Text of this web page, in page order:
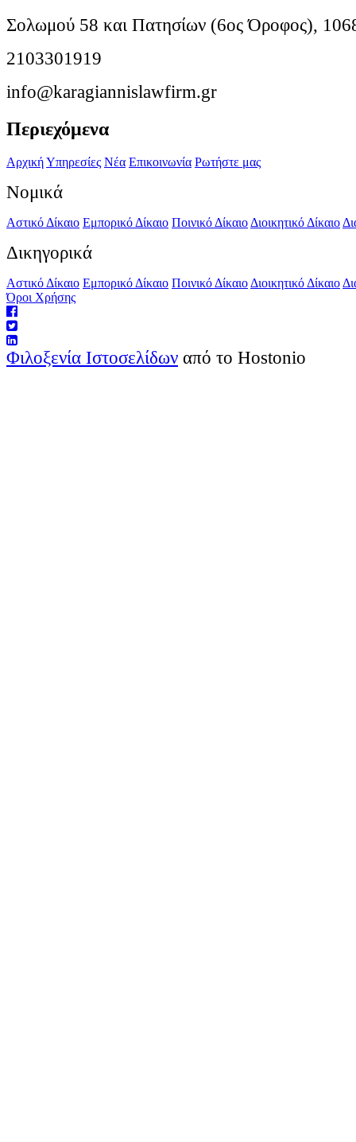
Σολωμού 58 και Πατησίων (6ος Όροφος),
2103301919
info@karagiannislawfirm.gr
Περιεχόμενα
ΑρχικήΥπηρεσίες Νέα Επικοινωνία Ρωτήστε μας
Νομικά
Αστικό Δίκαιο Εμπορικό Δίκαιο Ποινικό Δίκαιο Διοικητικό Δίκαιο
Δικηγορικά
Αστικό Δίκαιο Εμπορικό Δίκαιο Ποινικό Δίκαιο Διοικητικό Δίκαιο
Όροι Χρήσης
Φιλοξενία Ιστοσελίδων από το Hostonio